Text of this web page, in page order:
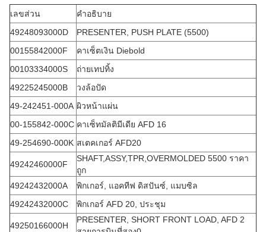
เลขส่วน
คําอธิบาย
49248093000D
PRESENTER, PUSH PLATE (5500)
00155842000F
คาเซ็ตเงิน Diebold
00103334000S
ถ่ายเทปทิ้ง
49225245000B
วงล้อปัด
49-242451-000A ผิวหน้าแผ่น
00-155842-000C คาเซ็ทมัลติมีเดีย AFD 16
49-254690-000K สเตคเกอร์ AFD20
49242460000F
SHAFT,ASSY,TPR,OVERMOLDED 5500 ราคา
ถูก
49242432000A
พิกเกอร์, แอคทีฟ ดิสปันซ์, แมบซิล
49242432000C
พิกเกอร์ AFD 20, ประชุม
49250166000H
PRESENTER, SHORT FRONT LOAD, AFD 2